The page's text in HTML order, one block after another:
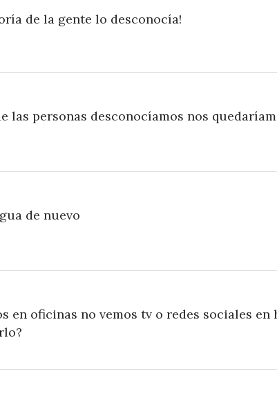
de la gente lo desconocía!
las personas desconocíamos nos
de nuevo
en oficinas no vemos tv o redes sociales en